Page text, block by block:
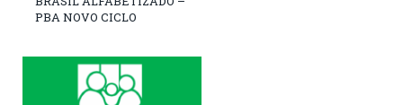
PBA NOVO CICLO